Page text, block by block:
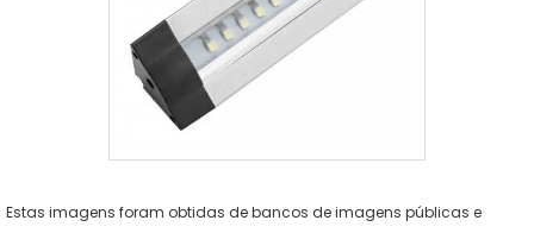
Estas imagens foram obtidas de bancos de imagens públicas e